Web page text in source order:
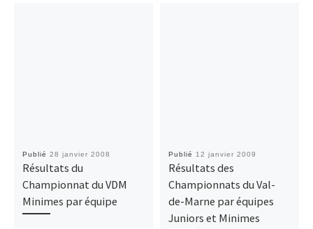
Publié 28 janvier 2008
Résultats du
Championnat du VDM
Minimes par équipe
Publié 12 janvier 2009
Résultats des
Championnats du Val-
de-Marne par équipes
Juniors et Minimes